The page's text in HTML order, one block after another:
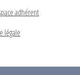
adhérent
légale